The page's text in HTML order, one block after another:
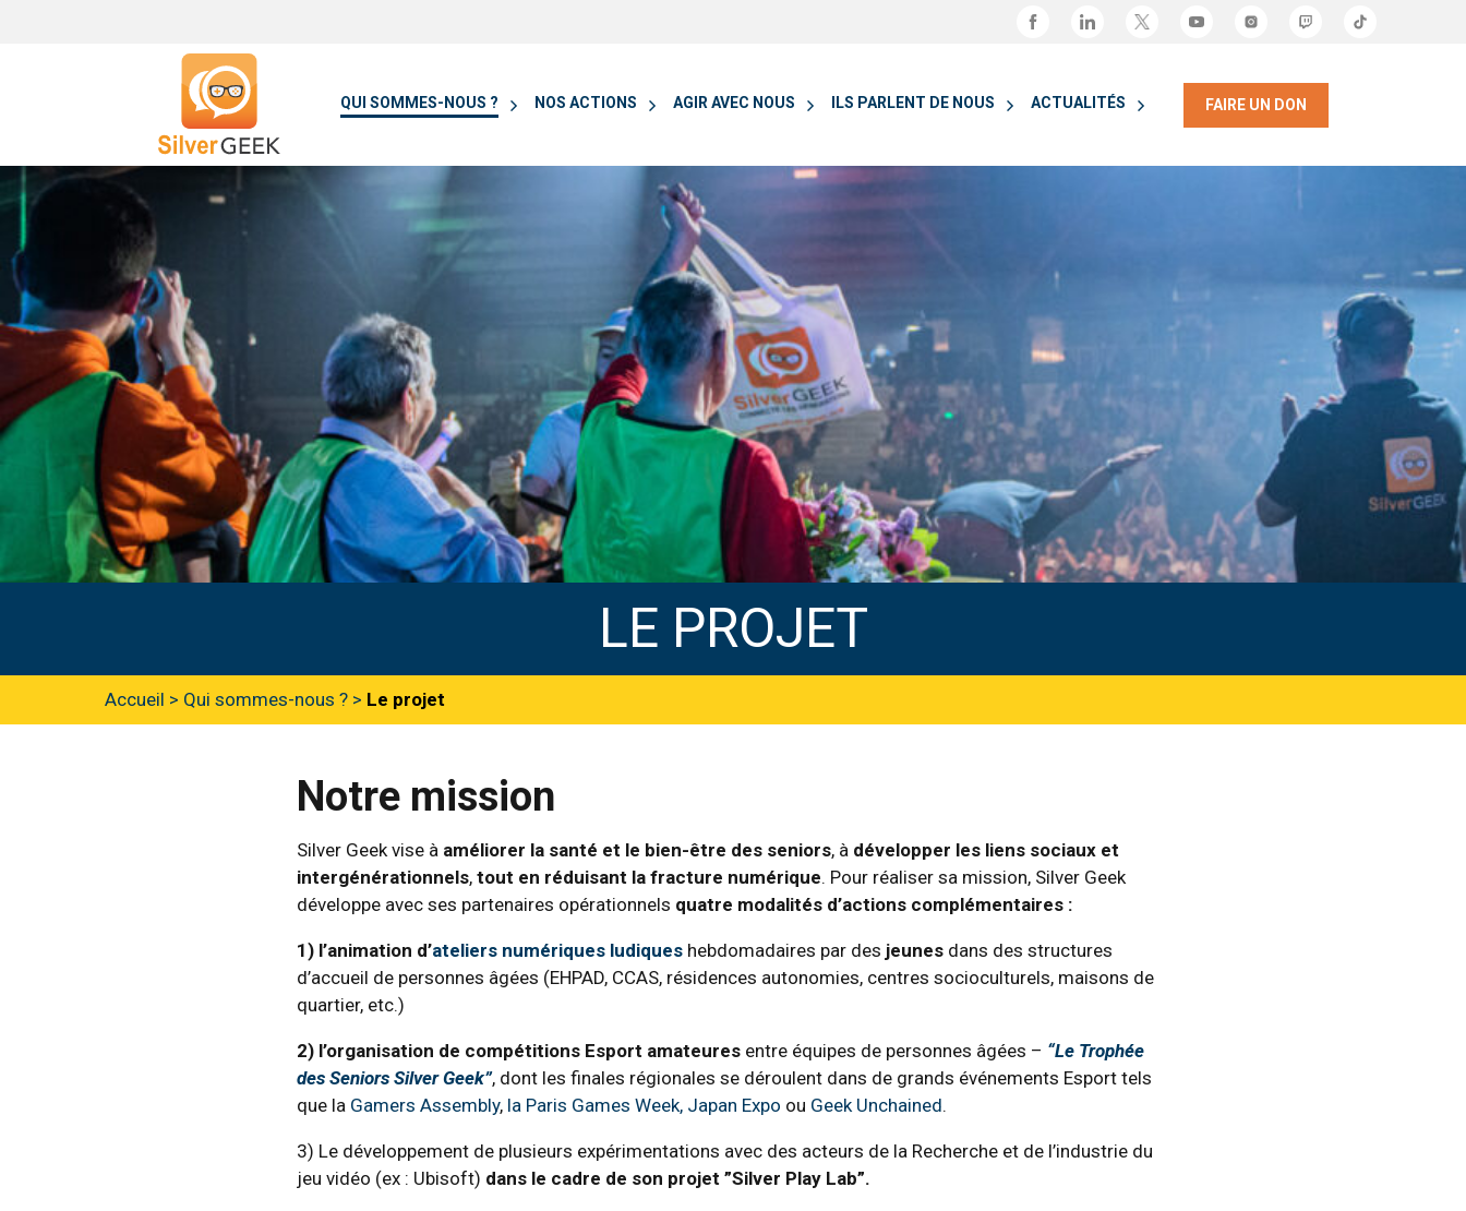
QUI SOMMES-NOUS ? NOS ACTIONS AGIR AVEC NOUS ILS PARLENT DE NOUS ACTUALITÉS FAIRE UN DON
LE PROJET
Accueil > Qui sommes-nous ? > Le projet
Notre mission
Silver Geek vise à améliorer la santé et le bien-être des seniors, à développer les liens sociaux et
intergénérationnels, tout en réduisant la fracture numérique. Pour réaliser sa mission, Silver Geek
développe avec ses partenaires opérationnels quatre modalités d’actions complémentaires :
1) l’animation d’ateliers numériques ludiques hebdomadaires par des jeunes dans des structures
d’accueil de personnes âgées (EHPAD, CCAS, résidences autonomies, centres socioculturels, maisons de
quartier, etc.)
2) l’organisation de compétitions Esport amateures entre équipes de personnes âgées – “Le Trophée
des Seniors Silver Geek”, dont les finales régionales se déroulent dans de grands événements Esport tels
que la Gamers Assembly, la Paris Games Week, Japan Expo ou Geek Unchained.
3) Le développement de plusieurs expérimentations avec des acteurs de la Recherche et de l’industrie du
jeu vidéo (ex : Ubisoft) dans le cadre de son projet ”Silver Play Lab”.